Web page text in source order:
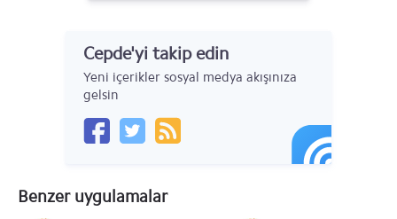
Cepde'yi takip edin
Yeni içerikler sosyal medya akışınıza
gelsin
Benzer uygulamalar